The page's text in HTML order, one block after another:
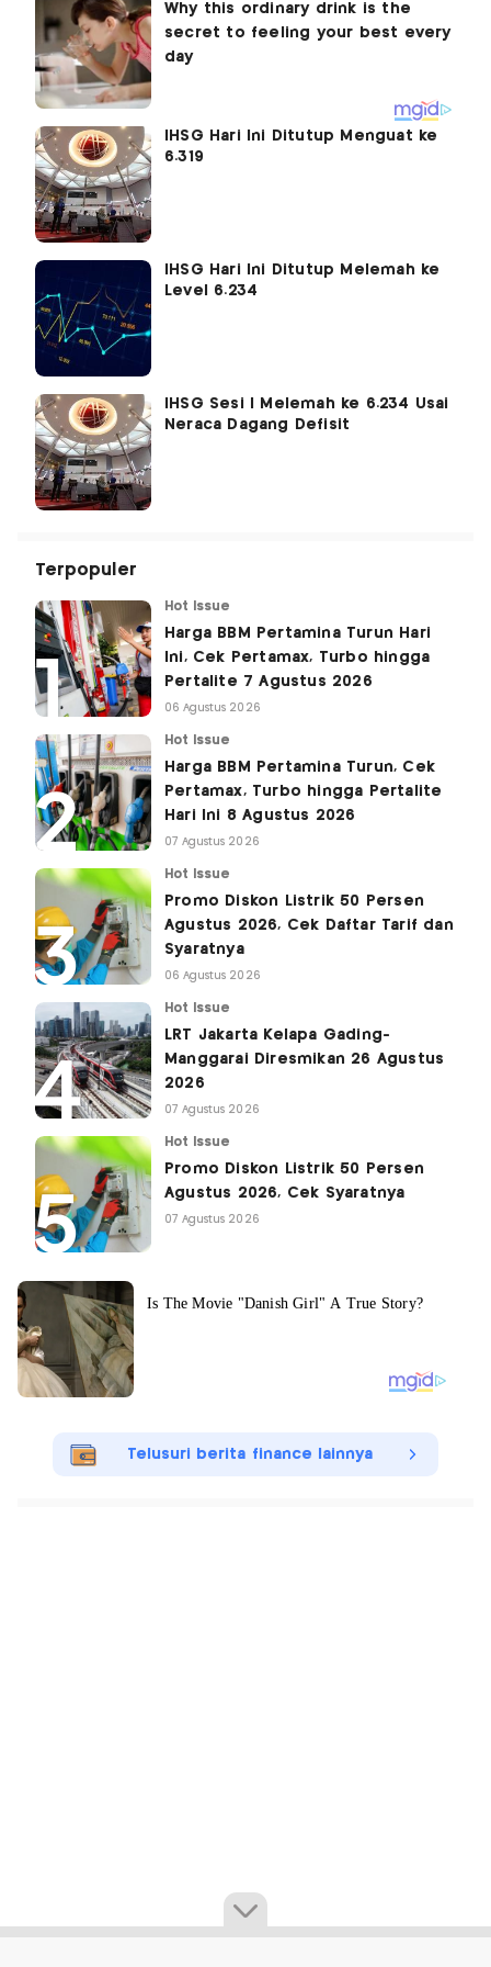
IHSG Hari Ini Ditutup Menguat ke
6.319
IHSG Hari Ini Ditutup Melemah ke
Level 6.234
IHSG Sesi I Melemah ke 6.234 Usai
Neraca Dagang Defisit
Terpopuler
Hot Issue
Harga BBM Pertamina Turun Hari
Ini, Cek Pertamax, Turbo hingga
Pertalite 7 Agustus 2026
06 Agustus 2026
Hot Issue
Harga BBM Pertamina Turun, Cek
Pertamax, Turbo hingga Pertalite
Hari Ini 8 Agustus 2026
07 Agustus 2026
Hot Issue
Promo Diskon Listrik 50 Persen
Agustus 2026, Cek Daftar Tarif dan
Syaratnya
06 Agustus 2026
Hot Issue
LRT Jakarta Kelapa Gading-
Manggarai Diresmikan 26 Agustus
2026
07 Agustus 2026
Hot Issue
Promo Diskon Listrik 50 Persen
Agustus 2026, Cek Syaratnya
07 Agustus 2026
Telusuri berita finance lainnya